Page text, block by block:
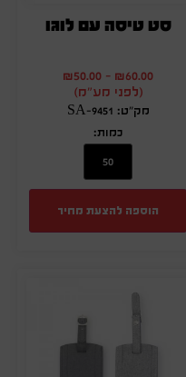
סט טיסה עם לוגו
₪60.00
-
₪50.00
(לפני מע"מ)
מק"ט: SA-9451
כמות:
הוספה להצעת מחיר